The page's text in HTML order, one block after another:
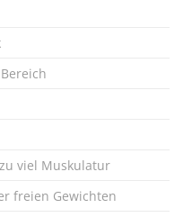
viel Muskulatur
freien Gewichten